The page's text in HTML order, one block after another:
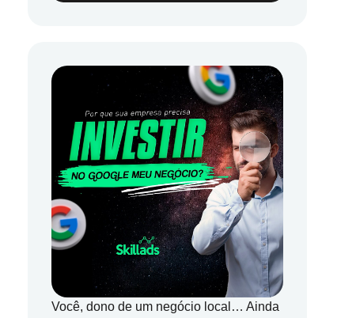
Você, dono de um negócio local… Ainda